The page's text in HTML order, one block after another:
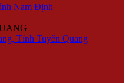
Nam Định
Tỉnh Tuyên Quang